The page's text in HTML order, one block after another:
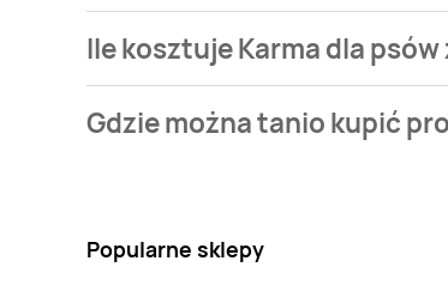
Ile kosztuje Karma dla psów
psów z drobiem K-CLASSIC DANTE
Gdzie można tanio kupić
Popularne sklepy